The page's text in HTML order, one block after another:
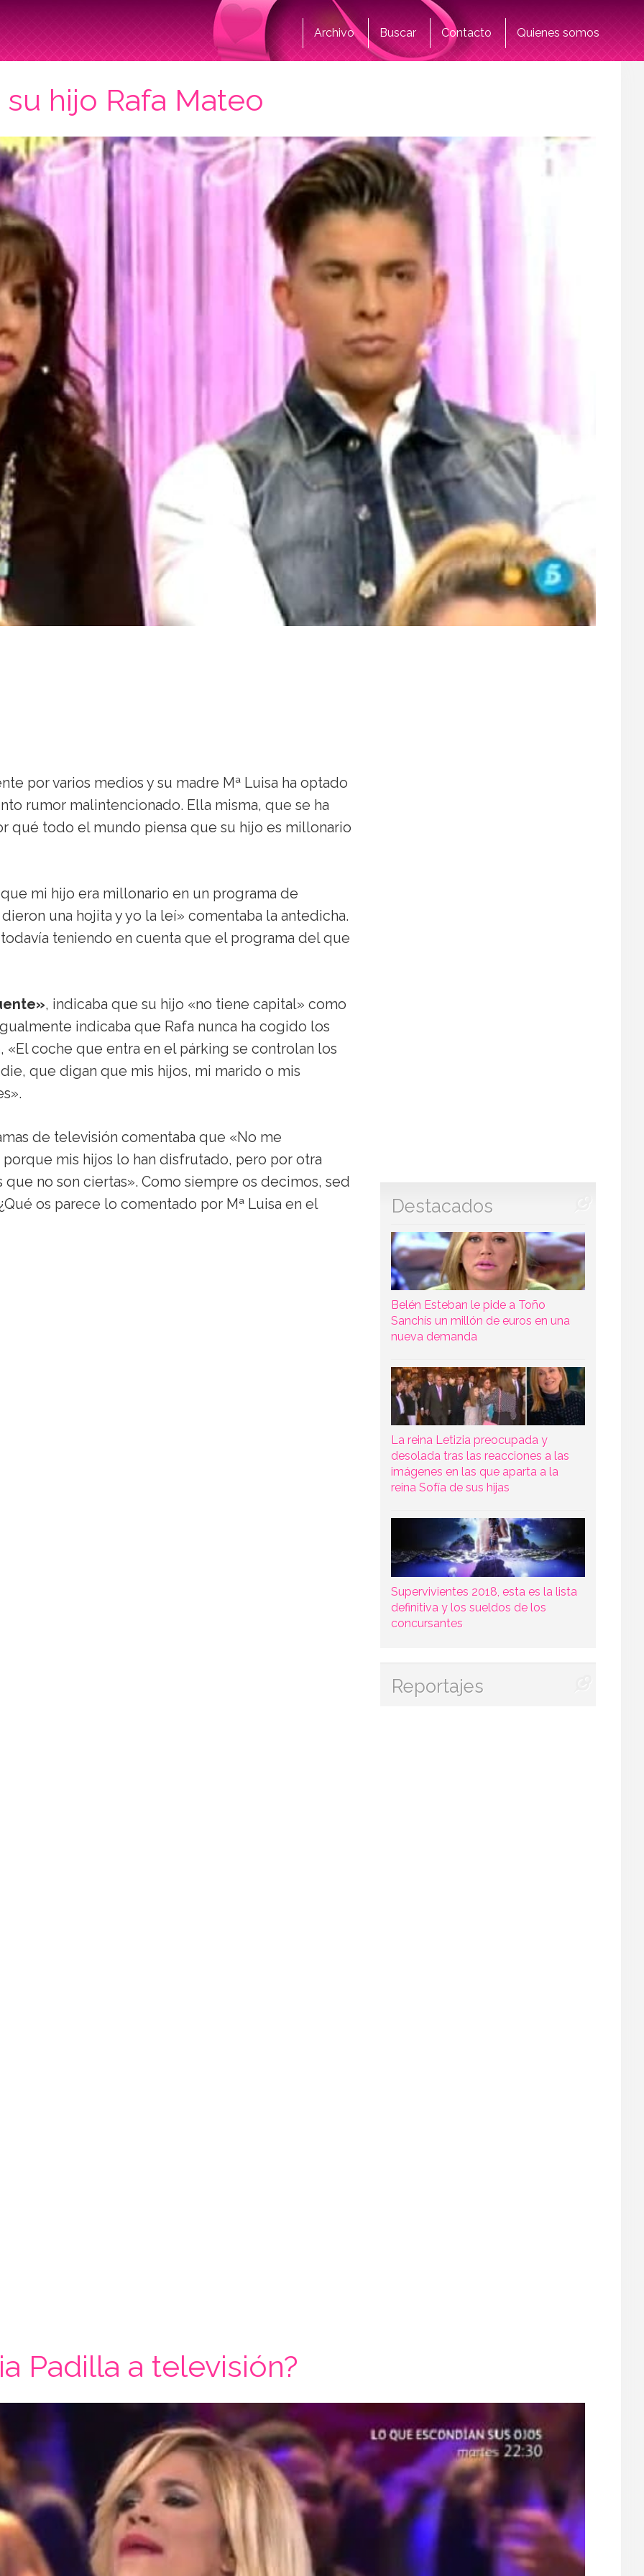
Archivo Buscar Contacto Quienes somos
hijo Rafa Mateo
por varios medios y su madre Mª Luisa ha optado
rumor malintencionado. Ella misma, que se ha
qué todo el mundo piensa que su hijo es millonario
mi hijo era millonario en un programa de
una hojita y yo la leí» comentaba la antedicha.
teniendo en cuenta que el programa del que
, indicaba que su hijo «no tiene capital» como
indicaba que Rafa nunca ha cogido los
coche que entra en el párking se controlan los
que digan que mis hijos, mi marido o mis
de televisión comentaba que «No me
mis hijos lo han disfrutado, pero por otra
no son ciertas». Como siempre os decimos, sed
os parece lo comentado por Mª Luisa en el
Destacados
Belén Esteban le pide a Toño
Sanchís un millón de euros en una
nueva demanda
La reina Letizia preocupada y
desolada tras las reacciones a las
imágenes en las que aparta a la
reina Sofía de sus hijas
Supervivientes 2018, esta es la lista
definitiva y los sueldos de los
concursantes
Reportajes
Padilla a televisión?